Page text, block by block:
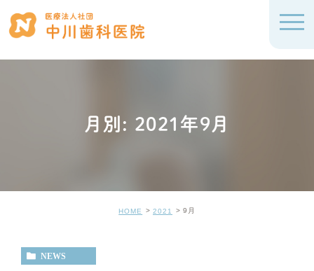
月別: 2021年9月
HOME 2021 9月
NEWS